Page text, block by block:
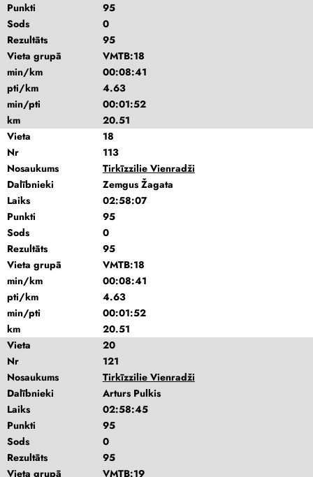
Punkti
95
Sods
0
Rezultāts
95
Vieta grupā
VMTB:18
min/km
00:08:41
pti/km
4.63
min/pti
00:01:52
km
20.51
Vieta
18
Nr
113
Nosaukums
Tirkīzzilie Vienradži
Dalībnieki
Zemgus Žagata
Laiks
02:58:07
Punkti
95
Sods
0
Rezultāts
95
Vieta grupā
VMTB:18
min/km
00:08:41
pti/km
4.63
min/pti
00:01:52
km
20.51
Vieta
20
Nr
121
Nosaukums
Tirkīzzilie Vienradži
Dalībnieki
Arturs Pulkis
Laiks
02:58:45
Punkti
95
Sods
0
Rezultāts
95
Vieta grupā
VMTB:19